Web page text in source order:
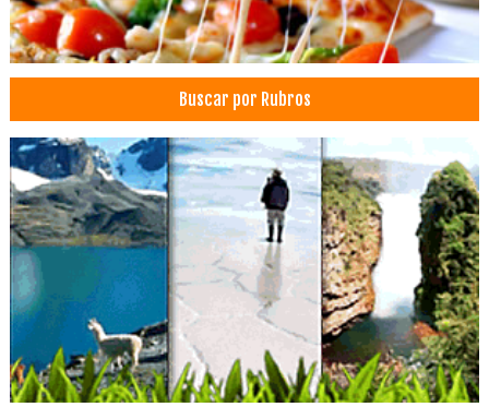
Decoración de Interiores
Decoraciones
Decoración con alfombras americanas
Decoración de cortinas
Tapizado de muebles
Rieles para Cortinas
Cortinas y Persianas
Diseño de Interiores
Césped Sintético
Talleres de Arte
Artesanías
Bicicletas
Buscar por Rubros